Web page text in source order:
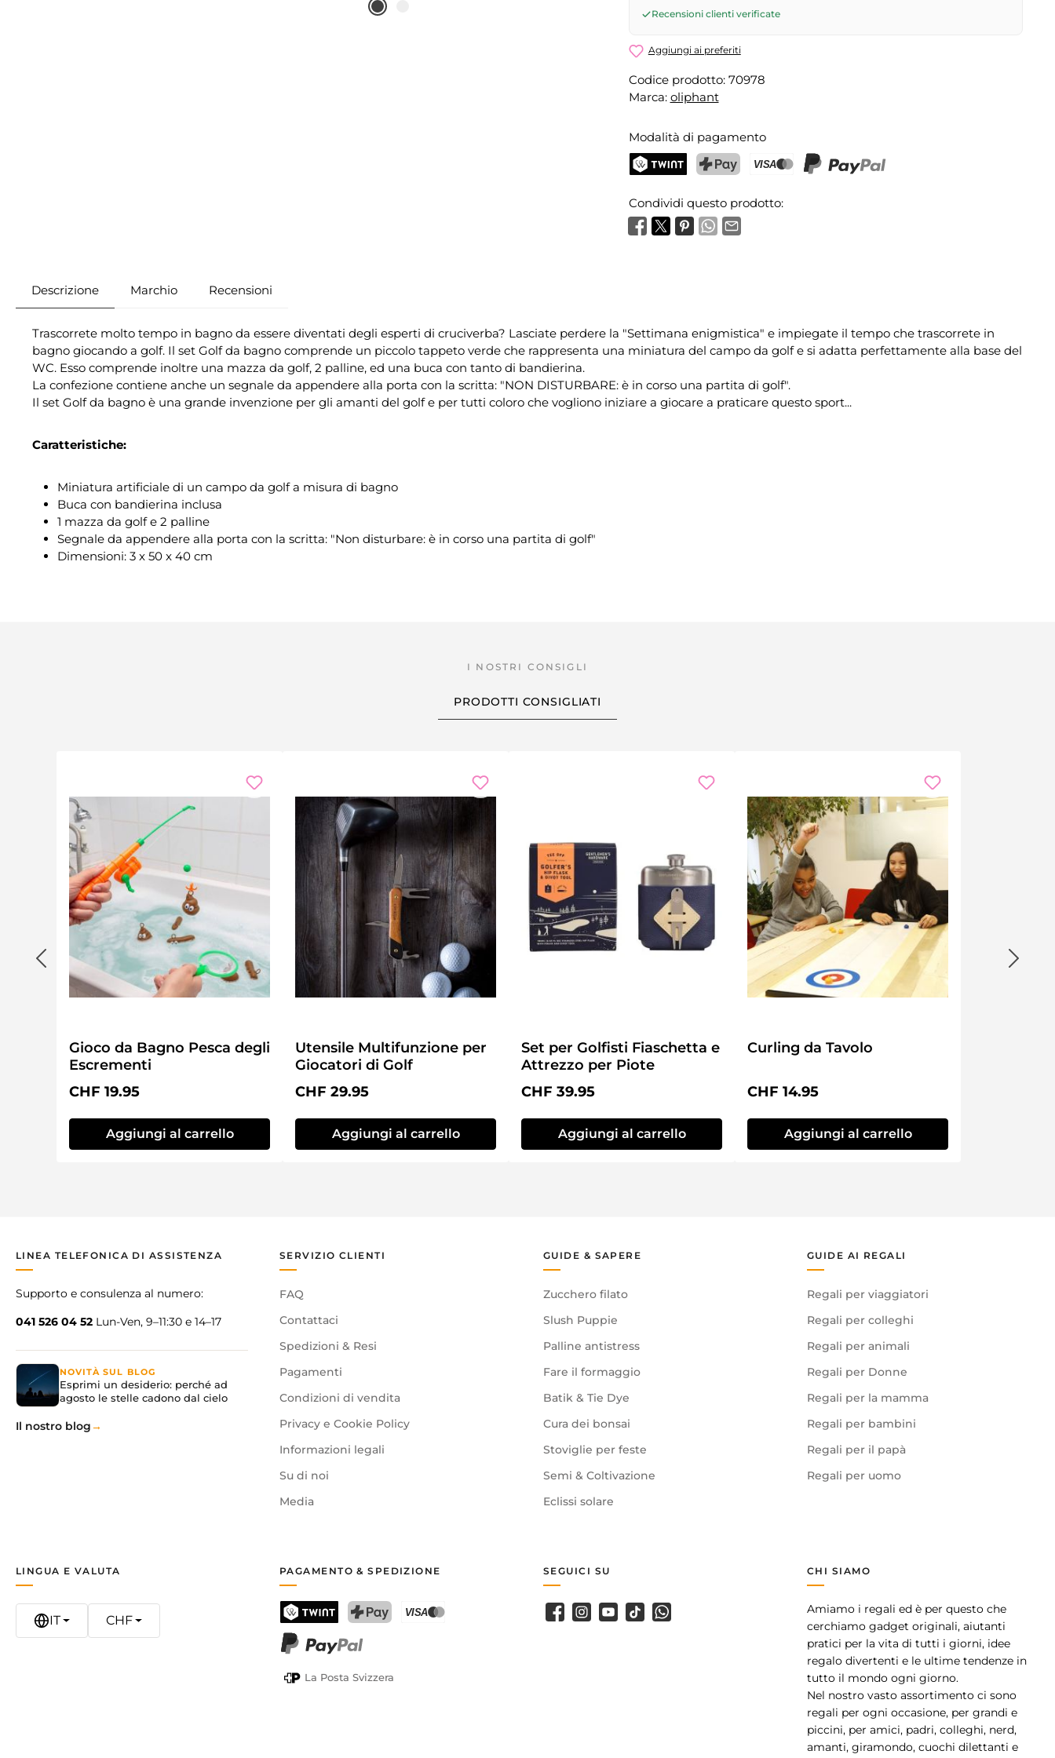
Recensioni clienti verificate
Aggiungi ai preferiti
Codice prodotto: 70978
Marca: oliphant
Modalità di pagamento
Condividi questo prodotto:
Descrizione Marchio Recensioni
Trascorrete molto tempo in bagno da essere diventati degli esperti di cruciverba? Lasciate perdere la "Settimana enigmistica" e impiegate il tempo che trascorrete in
bagno giocando a golf. Il set Golf da bagno comprende un piccolo tappeto verde che rappresenta una miniatura del campo da golf e si adatta perfettamente alla base del
WC. Esso comprende inoltre una mazza da golf, 2 palline, ed una buca con tanto di bandierina.
La confezione contiene anche un segnale da appendere alla porta con la scritta: "NON DISTURBARE: è in corso una partita di golf".
Il set Golf da bagno è una grande invenzione per gli amanti del golf e per tutti coloro che vogliono iniziare a giocare a praticare questo sport...
Caratteristiche:
Miniatura artificiale di un campo da golf a misura di bagno
Buca con bandierina inclusa
1 mazza da golf e 2 palline
Segnale da appendere alla porta con la scritta: "Non disturbare: è in corso una partita di golf"
Dimensioni: 3 x 50 x 40 cm
PRODOTTI CONSIGLIATI
Gioco da Bagno Pesca degli
Escrementi
Prezzo normale:
CHF 19.95
Aggiungi al carrello
Utensile Multifunzione per
Giocatori di Golf
Prezzo normale:
CHF 29.95
Aggiungi al carrello
Set per Golfisti Fiaschetta e
Attrezzo per Piote
Prezzo normale:
CHF 39.95
Aggiungi al carrello
Curling da Tavolo
Prezzo normale:
CHF 14.95
Aggiungi al carrello
LINEA TELEFONICA DI ASSISTENZA
Supporto e consulenza al numero:
041 526 04 52 Lun-Ven, 9–11:30 e 14–17
NOVITÀ SUL BLOG
Esprimi un desiderio: perché ad
agosto le stelle cadono dal cielo
Il nostro blog
SERVIZIO CLIENTI
FAQ
Contattaci
Spedizioni & Resi
Pagamenti
Condizioni di vendita
Privacy e Cookie Policy
Informazioni legali
Su di noi
Media
GUIDE & SAPERE
Zucchero filato
Slush Puppie
Palline antistress
Fare il formaggio
Batik & Tie Dye
Cura dei bonsai
Stoviglie per feste
Semi & Coltivazione
Eclissi solare
GUIDE AI REGALI
Regali per viaggiatori
Regali per colleghi
Regali per animali
Regali per Donne
Regali per la mamma
Regali per bambini
Regali per il papà
Regali per uomo
CHI SIAMO
Amiamo i regali ed è per questo che
cerchiamo gadget originali, aiutanti
pratici per la vita di tutti i giorni, idee
regalo divertenti e le ultime tendenze in
tutto il mondo ogni giorno.
Nel nostro vasto assortimento ci sono
regali per ogni occasione, per grandi e
piccini, per amici, padri, colleghi, nerd,
amanti, giramondo, cuochi dilettanti e
PAGAMENTO & SPEDIZIONE
TWINT
La Posta Svizzera
LINGUA E VALUTA
IT CHF
SEGUICI SU
Facebook
Instagram
YoutubeTikTokWhatsApp